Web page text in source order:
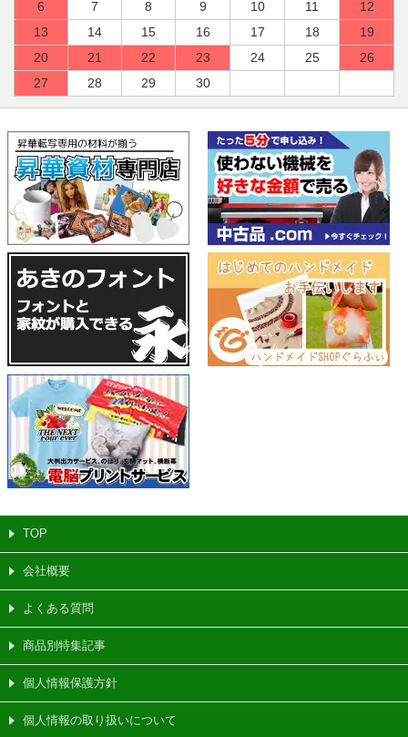
6
7 8 9 10 11
12
13
14 15 16 17 18
19
20
21 22 23 24 25
26
27
28 29 30
TOP
会社概要
よくある質問
商品別特集記事
個人情報保護方針
個人情報の取り扱いについて